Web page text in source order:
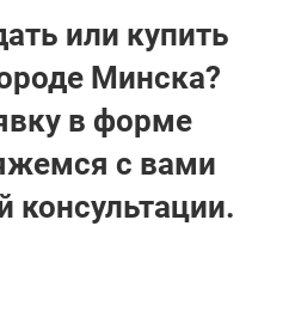
или купить
Минска?
в форме
с вами
консультации.